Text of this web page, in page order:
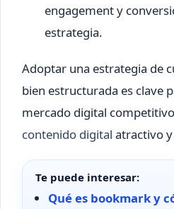
engagement y
estrategia.
Adoptar una estrategia de
bien estructurada es clave
mercado digital
contenido digital atractivo
Te puede interesar:
Qué es bookmark y